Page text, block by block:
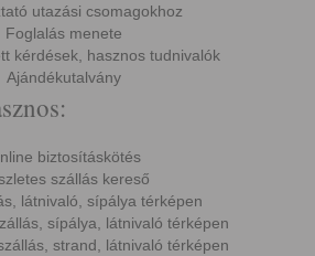
utazási csomagokhoz
Foglalás menete
kérdések, hasznos tudnivalók
Ajándékutalvány
biztosításkötés
szállás kereső
látnivaló, sípálya térképen
sípálya, látnivaló térképen
strand, látnivaló térképen